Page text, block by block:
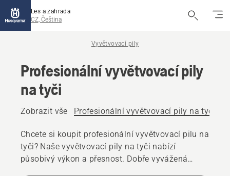
Les a zahrada
CZ, Čeština
Vyvětvovací pily
Profesionální vyvětvovací pily
na tyči
Zobrazit vše Profesionální vyvětvovací pily na tyči
Chcete si koupit profesionální vyvětvovací pilu na
tyči? Naše vyvětvovací pily na tyči nabízí
působivý výkon a přesnost. Dobře vyvážená